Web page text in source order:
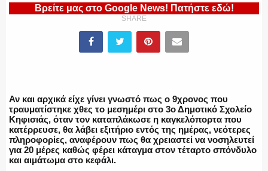
ΛΙΜΕΝΙΚΟ
ΕΝΟΠΛΕΣ ΔΥΝΑΜΕΙΣ
Βρείτε μας στο Google News! Πατήστε εδώ!
SHARE
Αν και αρχικά είχε γίνει γνωστό πως ο 9χρονος που
τραυματίστηκε χθες το μεσημέρι στο 3ο Δημοτικό Σχολείο
Κηφισιάς, όταν τον καταπλάκωσε η καγκελόπορτα που
κατέρρευσε, θα λάβει εξιτήριο εντός της ημέρας, νεότερες
πληροφορίες, αναφέρουν πως θα χρειαστεί να νοσηλευτεί
για 20 μέρες καθώς φέρει κάταγμα στον τέταρτο σπόνδυλο
και αιμάτωμα στο κεφάλι.